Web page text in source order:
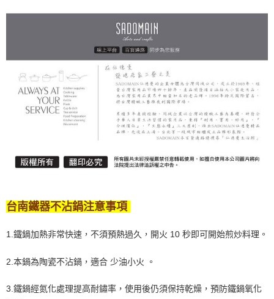
台南鐵器不沾鍋注意事項
1.鐵鍋加熱非常快速，不須預熱過久，開火 10 秒即可開始煎炒料理。
2.本鍋為陶瓷不沾鍋，適合 少油小火 。
3.鐵鍋經氮化處理提高耐鏽率，使用後仍須保持乾燥，預防鐵鍋氧化